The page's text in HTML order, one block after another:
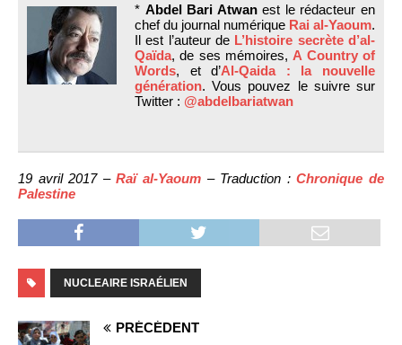
* Abdel Bari Atwanest le rédacteur en
chef du journal numérique Rai al-Yaoum.
Il est l’auteur de L’histoire secrète d’al-
Qaïda, de ses mémoires, A Country of
Words, et d’Al-Qaida : la nouvelle
génération. Vous pouvez le suivre sur
Twitter : @abdelbariatwan
19 avril 2017 –Raï al-Yaoum – Traduction :Chronique de
Palestine
NUCLEAIRE ISRAÉLIEN
PRÉCÉDENT